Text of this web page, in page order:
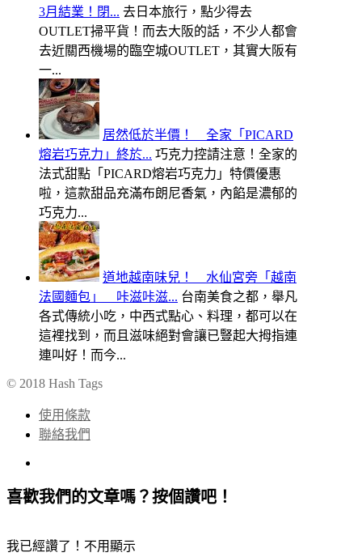
3月結業！閉... 去日本旅行，點少得去
OUTLET掃平貨！而去大阪的話，不少人都會
去近關西機場的臨空城OUTLET，其實大阪有
一...
居然低於半價！ 全家「PICARD
熔岩巧克力」終於... 巧克力控請注意！全家的
法式甜點「PICARD熔岩巧克力」特價優惠
啦，這款甜品充滿布朗尼香氣，內餡是濃郁的
巧克力...
道地越南味兒！ 水仙宮旁「越南
法國麵包」 咔滋咔滋... 台南美食之都，舉凡
各式傳統小吃，中西式點心、料理，都可以在
這裡找到，而且滋味絕對會讓已豎起大拇指連
連叫好！而今...
© 2018 Hash Tags
使用條款
聯絡我們
喜歡我們的文章嗎？按個讚吧！
我已經讚了！不用顯示